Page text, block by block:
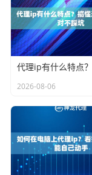
2026-08-06